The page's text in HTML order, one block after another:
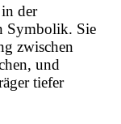
der
Symbolik. Sie
zwischen
und
tiefer